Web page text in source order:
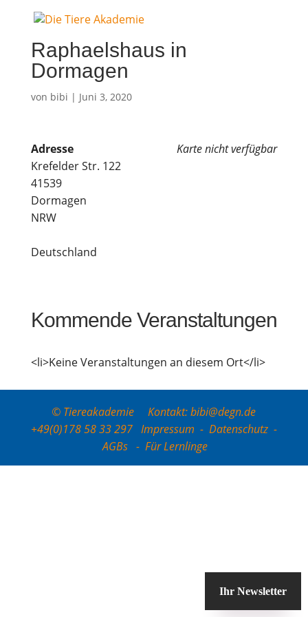
Rapha­els­haus in
Dormagen
von bibi | Juni 3, 2020
Kar­te nicht verfügbar
Adres­se
Kre­fel­der Str. 122
41539
Dormagen
NRW
Deutschland
Kom­men­de Veranstaltungen
<li>Keine Ver­an­stal­tun­gen an die­sem Ort</li>
© Tiereakademie Kontakt: bibi@degn.de
+49(0)178 58 33 297 Impressum - Datenschutz-
AGBs -Für Lernlinge
Ihr Newsletter